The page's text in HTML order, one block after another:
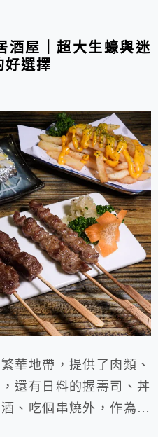
酒屋｜超大生蠔與迷
好選擇
華地帶，提供了肉類、
還有日料的握壽司、丼
、吃個串燒外，作為正